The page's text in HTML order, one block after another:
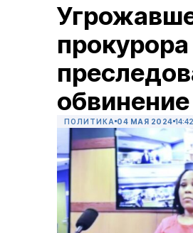
обвинение
ПОЛИТИКА 04 МАЯ 2024 14:42